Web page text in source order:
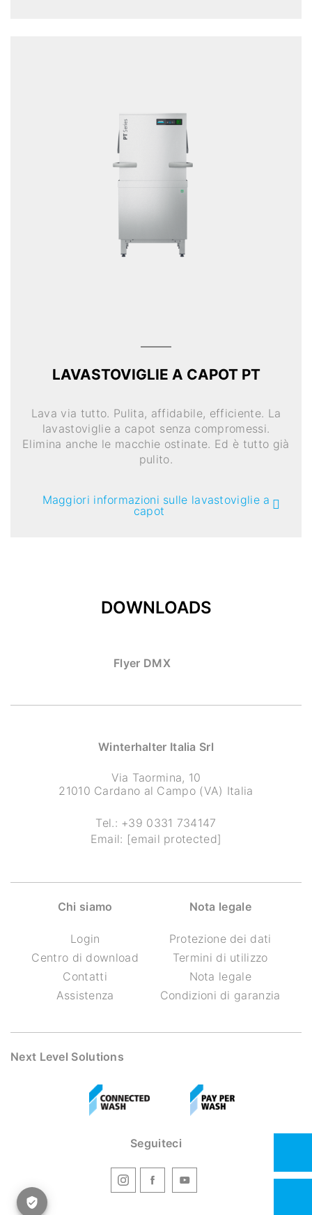
LAVASTOVIGLIE A CAPOT PT
Lava via tutto. Pulita, affidabile, efficiente. La
lavastoviglie a capot senza compromessi.
Elimina anche le macchie ostinate. Ed è tutto già
pulito.
Maggiori informazioni sulle lavastoviglie a
capot
DOWNLOADS
Flyer DMX
Winterhalter Italia Srl
Via Taormina, 10
21010 Cardano al Campo (VA) Italia
Tel.: +39 0331 734147
Email: [email protected]
Chi siamo
Login
Centro di download
Contatti
Assistenza
Nota legale
Protezione dei dati
Termini di utilizzo
Nota legale
Condizioni di garanzia
Next Level Solutions
Seguiteci